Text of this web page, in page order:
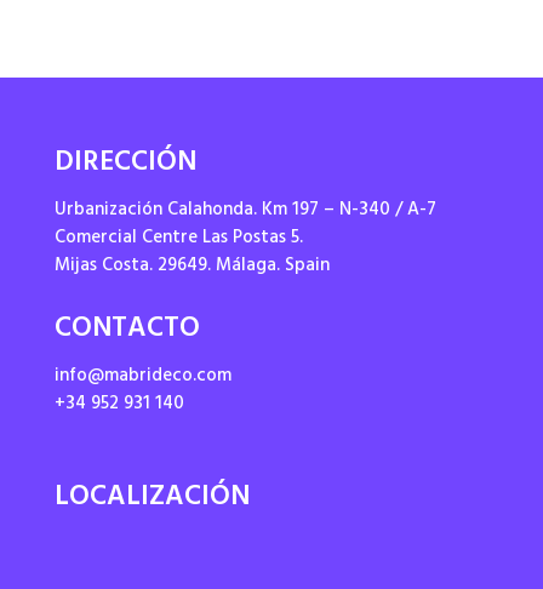
DIRECCIÓN
Urbanización Calahonda. Km 197 – N-340 / A-7
Comercial Centre Las Postas 5.
Mijas Costa. 29649. Málaga. Spain
CONTACTO
info@mabrideco.com
+34 952 931 140
LOCALIZACIÓN